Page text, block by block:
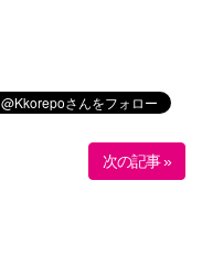
次の記事 »